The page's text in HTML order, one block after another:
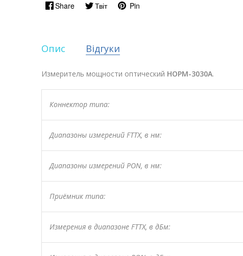
Share Твіт Pin
Опис Відгуки
Измеритель мощности оптический HOPM-3030A.
Коннектор типа:
Диапазоны измерений FTTX, в нм:
Диапазоны измерений PON, в нм:
Приёмник типа:
Измерения в диапазоне FTTX, в дБм: